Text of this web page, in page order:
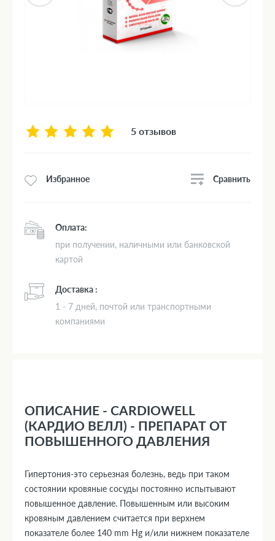
5 отзывов
Избранное Сравнить
Оплата:
при получении, наличными или банковской
картой
Доставка :
1 - 7 дней, почтой или транспортными
компаниями
ОПИСАНИЕ - CARDIOWELL
(КАРДИО ВЕЛЛ) - ПРЕПАРАТ ОТ
ПОВЫШЕННОГО ДАВЛЕНИЯ
Гипертония-это серьезная болезнь, ведь при таком
состоянии кровяные сосуды постоянно испытывают
повышенное давление. Повышенным или высоким
кровяным давлением считается при верхнем
показателе более 140 mm Hg и/или нижнем показателе